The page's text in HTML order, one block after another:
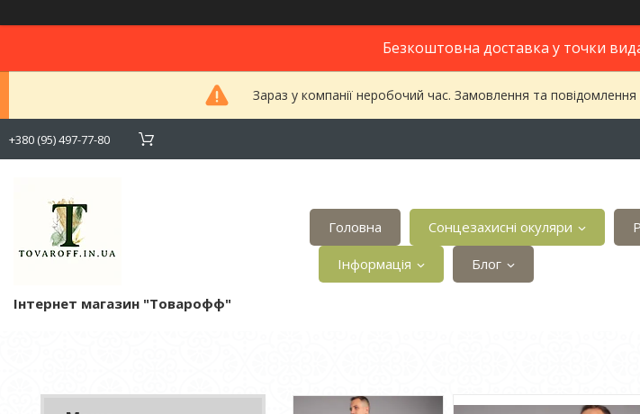
Безкоштовна доставка у точки
Зараз у компанії неробочий час. Замовлення та
+380 (95) 497-77-80
Інтернет магазин "Товарофф"
Головна Сонцезахисні окуляри
Інформація Блог